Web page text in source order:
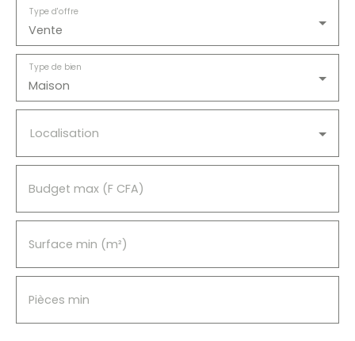
une école, un supermarché et un centre de
santé.
Vente
Type d'offre
Maison
Type de bien
Localisation
Budget max (F CFA)
Surface min (m²)
Pièces min